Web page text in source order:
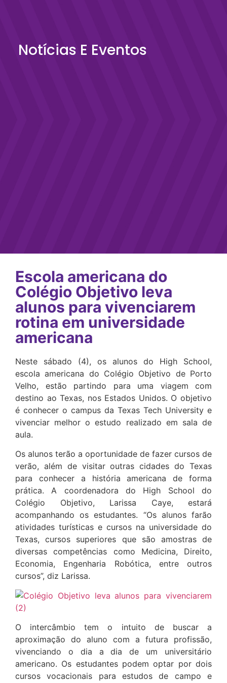
Notícias E Eventos
Escola americana do
Colégio Objetivo leva
alunos para vivenciarem
rotina em universidade
americana
Neste sábado (4), os alunos do High School,
escola americana do Colégio Objetivo de Porto
Velho, estão partindo para uma viagem com
destino ao Texas, nos Estados Unidos. O objetivo
é conhecer o campus da Texas Tech University e
vivenciar melhor o estudo realizado em sala de
aula.
Os alunos terão a oportunidade de fazer cursos de
verão, além de visitar outras cidades do Texas
para conhecer a história americana de forma
prática. A coordenadora do High School do
Colégio Objetivo, Larissa Caye, estará
acompanhando os estudantes. “Os alunos farão
atividades turísticas e cursos na universidade do
Texas, cursos superiores que são amostras de
diversas competências como Medicina, Direito,
Economia, Engenharia Robótica, entre outros
cursos”, diz Larissa.
O intercâmbio tem o intuito de buscar a
aproximação do aluno com a futura profissão,
vivenciando o dia a dia de um universitário
americano. Os estudantes podem optar por dois
cursos vocacionais para estudos de campo e